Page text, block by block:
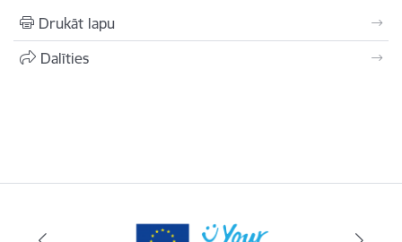
Drukāt lapu
Dalīties